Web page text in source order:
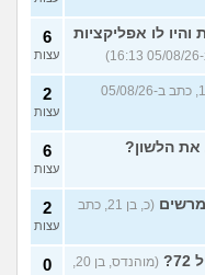
עצות
6
0
עצות
2
1
והיו לו אפליקציות
6
עצות
(בן אדם, בן 18, כתב ב-05/08/26
2
עצות
את הלשון? 6
עצות
(כ, בן 21, כתב
2
עצות
(מוהנדס, בן 20,
0